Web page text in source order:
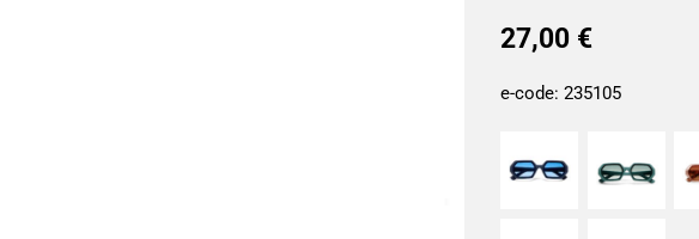
27,00 €
e-code: 235105